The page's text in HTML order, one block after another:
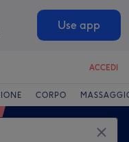
Use app
ACCEDI
CORPO